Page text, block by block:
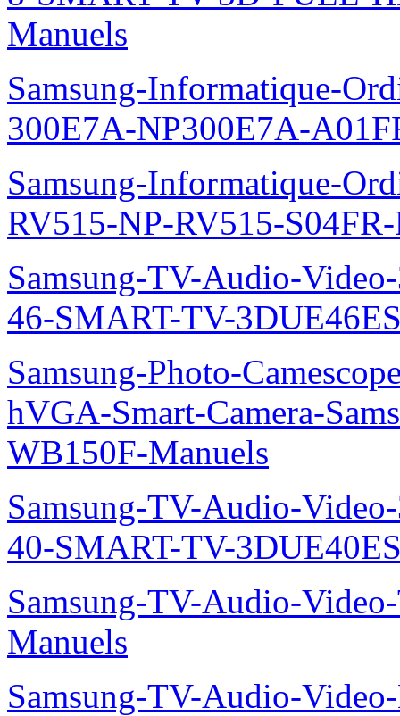
Manuels
Samsung-Informatique-
300E7A-NP300E7A-
Samsung-Informatique-
RV515-NP-RV515-
Samsung-TV-Audio-
46-SMART-TV-
Samsung-Photo-
hVGA-Smart-Camera-
WB150F-Manuels
Samsung-TV-Audio-
40-SMART-TV-
Samsung-TV-Audio-
Manuels
Samsung-TV-Audio-